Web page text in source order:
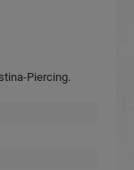
Piercing.